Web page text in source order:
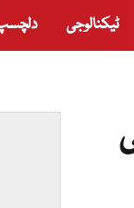
ٹیکنالوجی